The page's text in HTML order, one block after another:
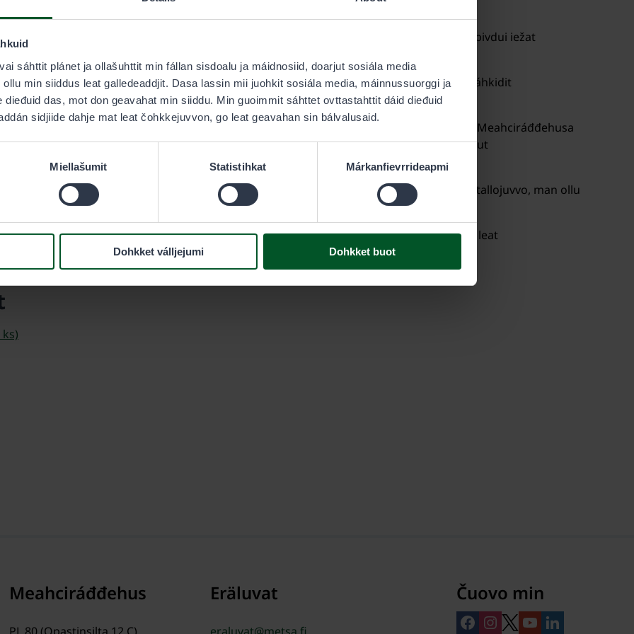
sáhttit plánet ja ollašuhttit min fállan sisdoalu ja máidnosiid, doarjut sosiála media
min siiddus leat galledeaddjit. Dasa lassin mii juohkit sosiála media, máinnussuorggi ja
das, mot don geavahat min siiddu. Min guoimmit sáhttet ovttastahttit dáid dieđuid
sidjiide dahje mat leat čohkkejuvvon, go leat geavahan sin bálvalusaid.
Miellašumit Statistihkat Márkanfievrrideapmi
Dohkket válljejumi Dohkket buot
Suomas meahcástanlága 8 § čujuhan guovllus, don it dárbbaš sierra lobi meahccebivdui iežat
iešguđetlágan bivdinlobiid smávvafuođđo- ja stuorrafuođđobivdui. Stáhta guovllut dáhkidit
vejolašvuohta bivdit ovdamearkka dihtii bivdosearvvi guovllus.
dikšojuvvojit fuođđoeatnamat ja sihkkarastojuvvo ođasmuvvi fuođđonálli. Meahciráđđehusa
ávvira das, ahte bivdu dáhpáhuvvá suvdilit ja lágalaččat. Stáhta guovlluin berre čuovvut
meahcástandábiid.
fuođđonálli ja báikkálaš bivddu váikkuhus meahcivalljái. Dán maŋŋá árvvoštallojuvvo, man ollu
duovdageaset ja lohpeeavttuideaset dáfus. Stuorámus oassi bivdoeatnamiin leat
jođus maiddái bivdoáigge.
Meahciráđđehus Eräluvat Čuovo min